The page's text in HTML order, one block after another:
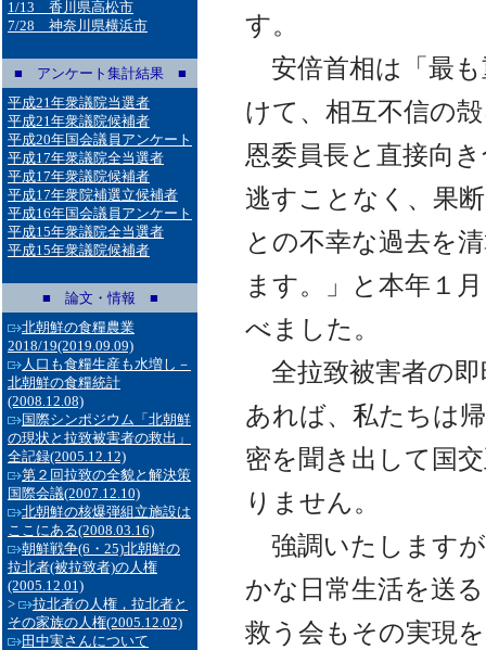
1/13 香川県高松市
7/28 神奈川県横浜市
■ アンケート集計結果 ■
平成21年衆議院当選者
平成21年衆議院候補者
平成20年国会議員アンケート
平成17年衆議院全当選者
平成17年衆議院候補者
平成17年衆院補選立候補者
平成16年国会議員アンケート
平成15年衆議院全当選者
平成15年衆議院候補者
■ 論文・情報 ■
北朝鮮の食糧農業
2018/19(2019.09.09)
人口も食糧生産も水増し－
北朝鮮の食糧統計
(2008.12.08)
国際シンポジウム「北朝鮮
の現状と拉致被害者の救出」
全記録(2005.12.12)
第２回拉致の全貌と解決策
国際会議(2007.12.10)
北朝鮮の核爆弾組立施設は
ここにある(2008.03.16)
朝鮮戦争(6・25)北朝鮮の
拉北者(被拉致者)の人権
(2005.12.01)
>
拉北者の人権，拉北者と
その家族の人権(2005.12.02)
田中実さんについて
す。
安倍首相は「最も
けて、相互不信の
恩委員長と直接向
逃すことなく、果
との不幸な過去を
ます。」と本年１
べました。
全拉致被害者の即
あれば、私たちは
密を聞き出して国
りません。
強調いたします
かな日常生活を送
救う会もその実現